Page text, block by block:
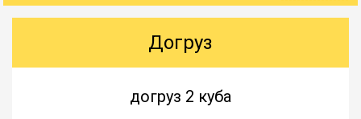
Догруз
догруз 2 куба